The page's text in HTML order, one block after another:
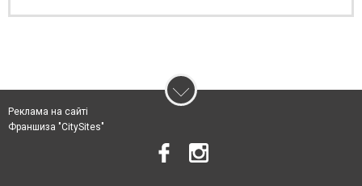
Реклама на сайті
Франшиза "CitySites"